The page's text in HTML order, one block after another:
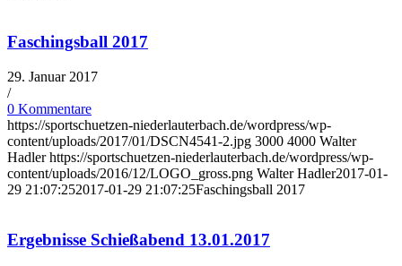
Faschingsball 2017
29. Januar 2017
/
0 Kommentare
https://sportschuetzen-niederlauterbach.de/wordpress/wp-
content/uploads/2017/01/DSCN4541-2.jpg 3000 4000 Walter
Hadler https://sportschuetzen-niederlauterbach.de/wordpress/wp-
content/uploads/2016/12/LOGO_gross.png Walter Hadler2017-01-
29 21:07:252017-01-29 21:07:25Faschingsball 2017
Ergebnisse Schießabend 13.01.2017